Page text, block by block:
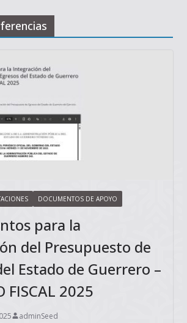
DOCUMENTOS DE APOYO
para la
del Presupuesto de
Estado de Guerrero –
FISCAL 2025
adminSeed